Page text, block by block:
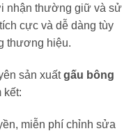
nhận thường giữ và sử
cực và dễ dàng tùy
thương hiệu.
sản xuấtgấu bông
kết:
miễn phí chỉnh sửa